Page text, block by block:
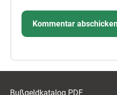
Bußgeldkatalog PDF